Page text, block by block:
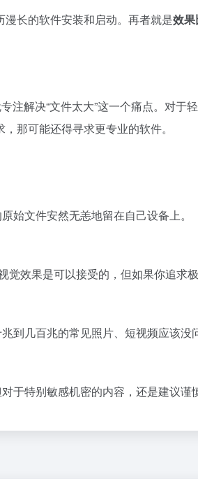
漫长的软件安装和启动。再者就是效
解决“文件太大”这一个痛点。对于
那可能还得寻求更专业的软件。
始文件安然无恙地留在自己设备上。
效果是可以接受的，但如果你追求
到几百兆的常见照片、短视频应该没
特别敏感机密的内容，还是建议谨